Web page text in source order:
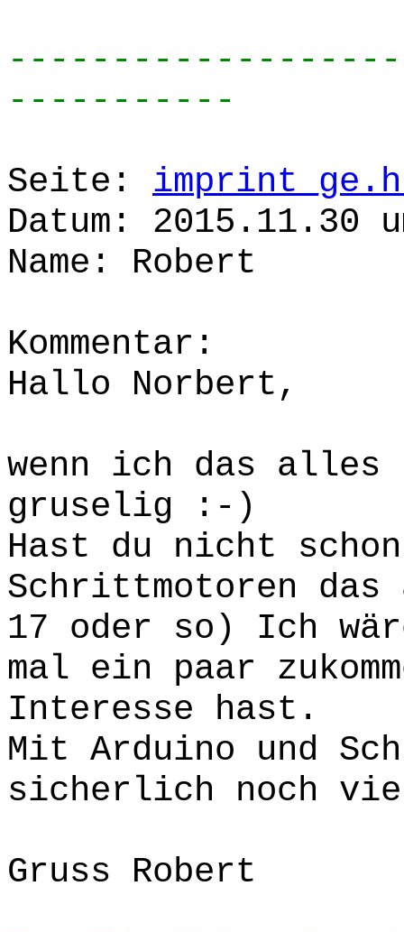
-----------
Seite:
Datum: 2015.11.30
Name: Robert
Kommentar:
Hallo Norbert,
wenn ich das alles
gruselig :-)
Hast du nicht
Schrittmotoren das
17 oder so) Ich
mal ein paar
Interesse hast.
Mit Arduino und
sicherlich noch
Gruss Robert